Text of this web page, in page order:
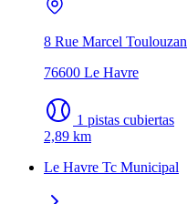
8 Rue Marcel Toulouzan
76600 Le Havre
1 pistas cubiertas
2,89 km
Le Havre Tc Municipal